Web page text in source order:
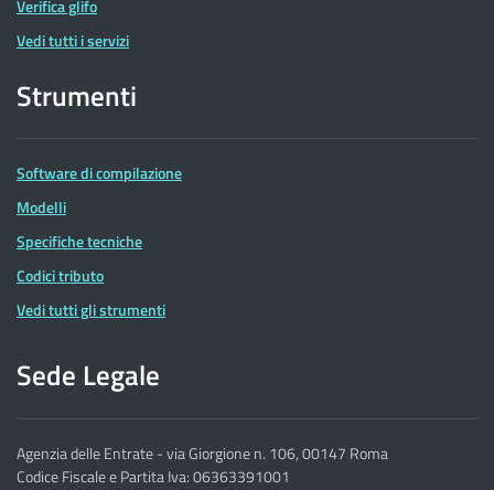
Verifica glifo
Vedi tutti i servizi
Strumenti
Software di compilazione
Modelli
Specifiche tecniche
Codici tributo
Vedi tutti gli strumenti
Sede Legale
Agenzia delle Entrate - via Giorgione n. 106, 00147 Roma
Codice Fiscale e Partita Iva: 06363391001